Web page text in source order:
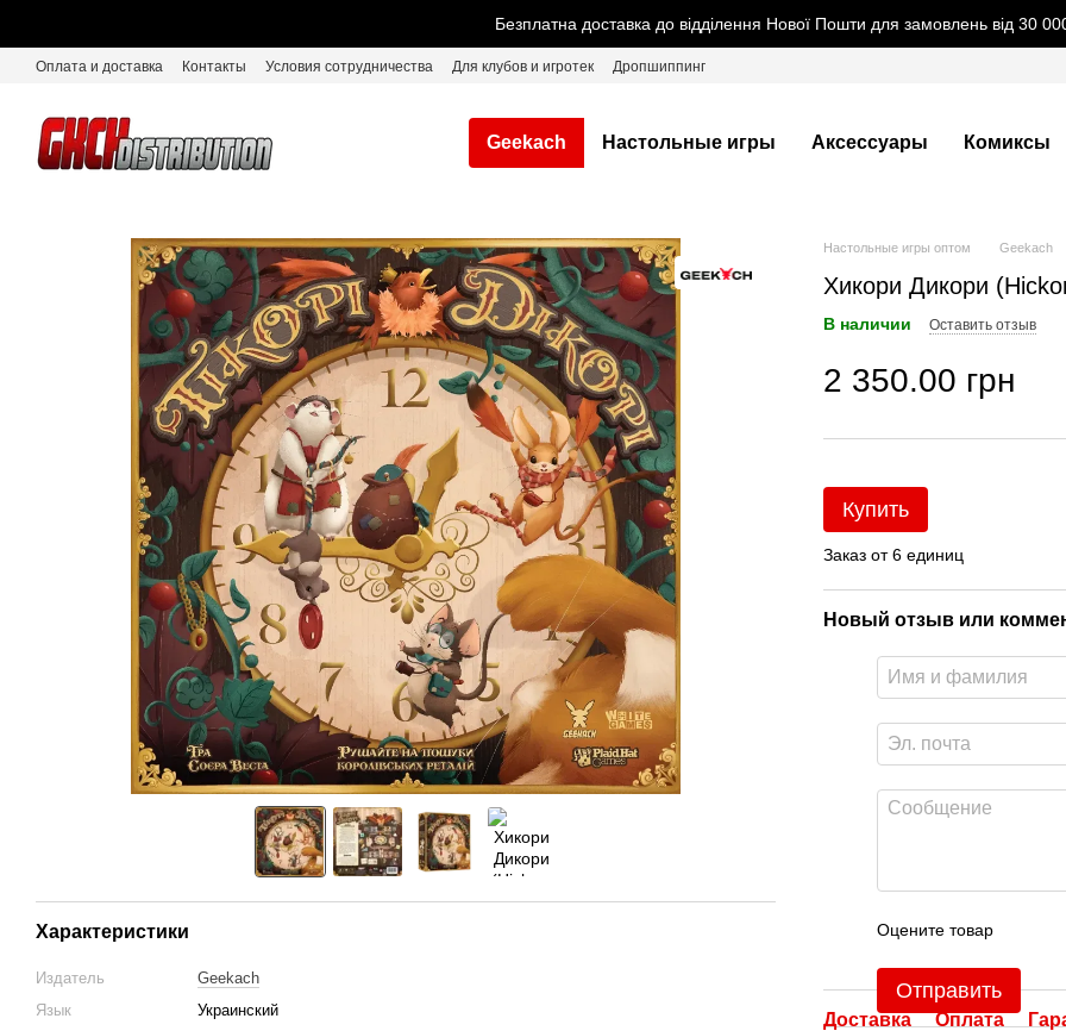
Безплатна доставка до відділення Нової Пошти для замовлень від 30
Оплата и доставка Контакты Условия сотрудничества Для клубов и игротек Дропшиппинг
Geekach Настольные игры Аксессуары Комиксы
Характеристики
Издатель
Geekach
Язык
Украинский
Настольные игры оптом Geekach
Хикори Дикори
В наличии Оставить отзыв
2 350.00 грн
Купить
Заказ от 6 единиц
Новый отзыв или
Оцените товар
Отправить
Доставка Оплата